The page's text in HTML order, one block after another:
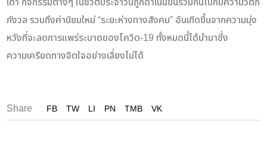
กังวล รวมถึงค่านิยมใหม่ “ระยะห่างทางสังคม” อันเกิดขึ้นจากความมุ่ง
หวังที่จะลดการแพร่ระบาดของโควิด-19 ทั้งหมดนี้ได้นำมาซึ่ง
ความเครียดทางจิตใจอย่างเลี่ยงไม่ได้
Share FB TW LI PN TMB VK